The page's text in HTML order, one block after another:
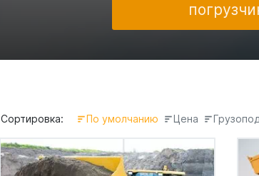
Сортировка: По умолчанию Цена